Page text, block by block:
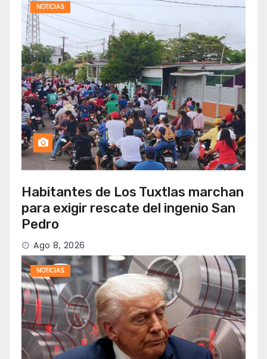
NOTICIAS
Habitantes de Los Tuxtlas marchan
para exigir rescate del ingenio San
Pedro
Ago 8, 2026
NOTICIAS